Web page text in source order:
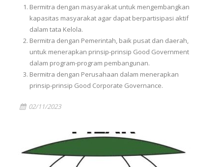
Bermitra dengan masyarakat untuk mengembangkan
kapasitas masyarakat agar dapat berpartisipasi aktif
dalam tata Kelola.
Bermitra dengan Pemerintah, baik pusat dan daerah,
untuk menerapkan prinsip-prinsip Good Government
dalam program-program pembangunan.
Bermitra dengan Perusahaan dalam menerapkan
prinsip-prinsip Good Corporate Governance.
02/11/2023